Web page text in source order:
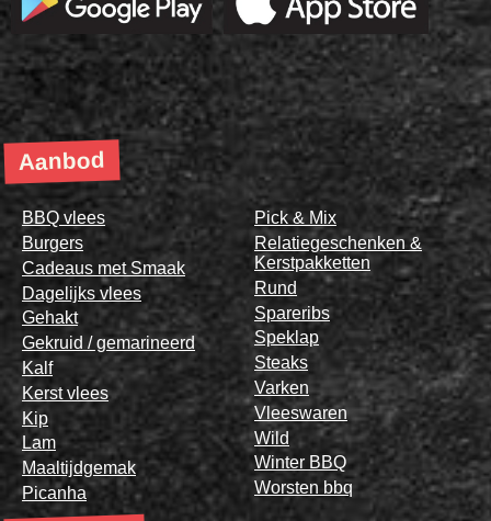
Aanbod
BBQ vlees
Burgers
Cadeaus met Smaak
Dagelijks vlees
Gehakt
Gekruid / gemarineerd
Kalf
Kerst vlees
Kip
Lam
Maaltijdgemak
Picanha
Pick & Mix
Relatiegeschenken &
Kerstpakketten
Rund
Spareribs
Speklap
Steaks
Varken
Vleeswaren
Wild
Winter BBQ
Worsten bbq